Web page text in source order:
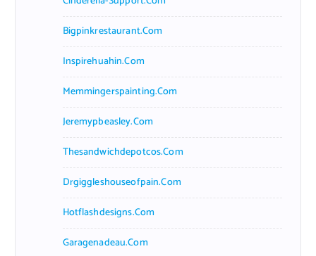
Bigpinkrestaurant.com
Inspirehuahin.com
Memmingerspainting.com
Jeremypbeasley.com
Thesandwichdepotcos.com
Drgiggleshouseofpain.com
Hotflashdesigns.com
Garagenadeau.com